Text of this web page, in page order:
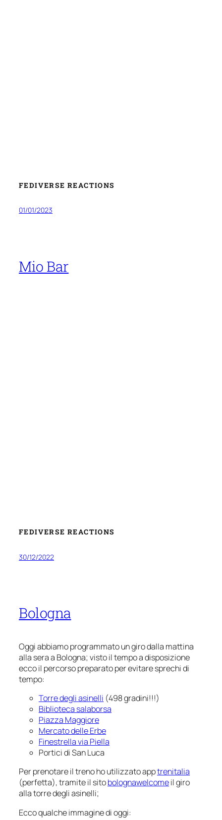
FEDIVERSE REACTIONS
01/01/2023
Mio Bar
FEDIVERSE REACTIONS
30/12/2022
Bologna
Oggi abbiamo programmato un giro dalla mattina
alla sera a Bologna; visto il tempo a disposizione
ecco il percorso preparato per evitare sprechi di
tempo:
Torre degli asinelli (498 gradini!!!)
Biblioteca salaborsa
Piazza Maggiore
Mercato delle Erbe
Finestrella via Piella
Portici di San Luca
Per prenotare il treno ho utilizzato apptrenitalia
(perfetta), tramite il sitobolognawelcomeil giro
alla torre degli asinelli;
Ecco qualche immagine di oggi: